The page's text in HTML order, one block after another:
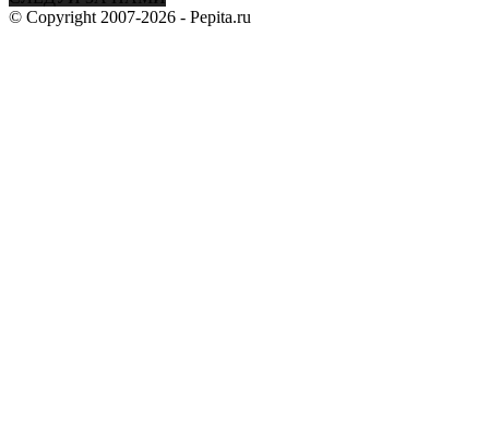
© Copyright 2007-2026 - Pepita.ru